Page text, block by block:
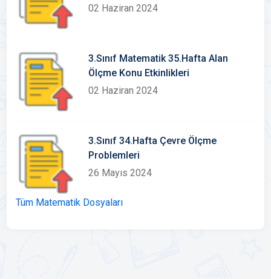
02 Haziran 2024
3.Sınıf Matematik 35.Hafta Alan
Ölçme Konu Etkinlikleri
02 Haziran 2024
3.Sınıf 34.Hafta Çevre Ölçme
Problemleri
26 Mayıs 2024
Tüm Matematik Dosyaları